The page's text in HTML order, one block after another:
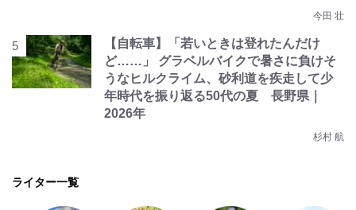
今田 壮
【自転車】「若いときは登れたんだけ
ど……」 グラベルバイクで暑さに負けそ
うなヒルクライム、砂利道を疾走して少
年時代を振り返る50代の夏 長野県｜
2026年
杉村 航
ライター一覧